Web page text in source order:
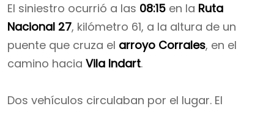
El siniestro ocurrió a las 08:15 en la Ruta
Nacional 27, kilómetro 61, a la altura de un
puente que cruza el arroyo Corrales, en el
camino hacia Vila Indart.
Dos vehículos circulaban por el lugar. El